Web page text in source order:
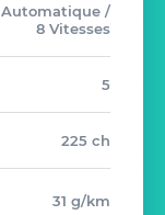
Automatique /
8 Vitesses
5
225 ch
31 g/km